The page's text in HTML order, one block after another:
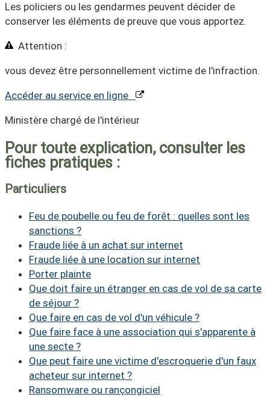
Les policiers ou les gendarmes peuvent décider de
conserver les éléments de preuve que vous apportez.
Attention :
vous devez être personnellement victime de l'infraction.
Accéder au service en ligne
Ministère chargé de l'intérieur
Pour toute explication, consulter les
fiches pratiques :
Particuliers
Feu de poubelle ou feu de forêt : quelles sont les
sanctions ?
Fraude liée à un achat sur internet
Fraude liée à une location sur internet
Porter plainte
Que doit faire un étranger en cas de vol de sa carte
de séjour ?
Que faire en cas de vol d'un véhicule ?
Que faire face à une association qui s'apparente à
une secte ?
Que peut faire une victime d'escroquerie d'un faux
acheteur sur internet ?
Ransomware ou rançongiciel